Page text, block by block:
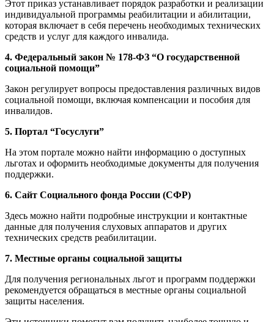
Этот приказ устанавливает порядок разработки и реализации
индивидуальной программы реабилитации и абилитации,
которая включает в себя перечень необходимых технических
средств и услуг для каждого инвалида.
4. Федеральный закон № 178-ФЗ “О государственной
социальной помощи”
Закон регулирует вопросы предоставления различных видов
социальной помощи, включая компенсации и пособия для
инвалидов.
5. Портал “Госуслуги”
На этом портале можно найти информацию о доступных
льготах и оформить необходимые документы для получения
поддержки.
6. Сайт Социального фонда России (СФР)
Здесь можно найти подробные инструкции и контактные
данные для получения слуховых аппаратов и других
технических средств реабилитации.
7. Местные органы социальной защиты
Для получения региональных льгот и программ поддержки
рекомендуется обращаться в местные органы социальной
защиты населения.